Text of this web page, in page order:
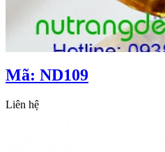
Mã: ND109
Liên hệ